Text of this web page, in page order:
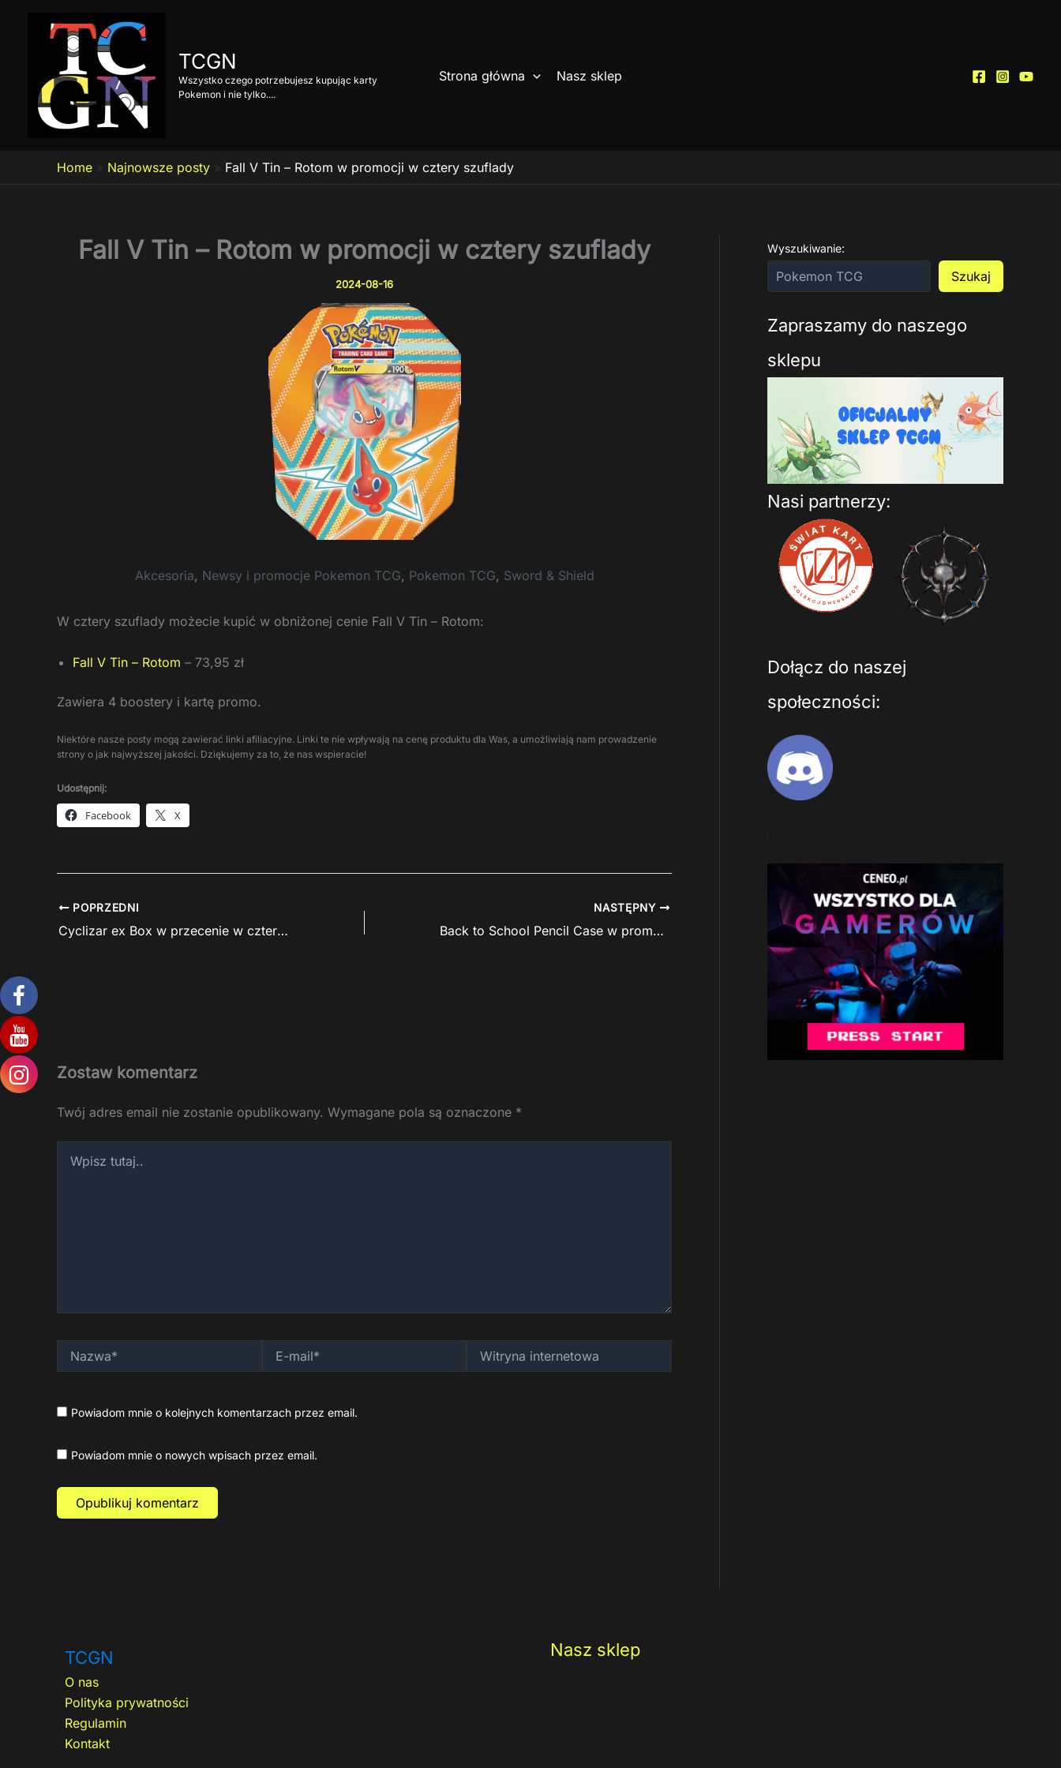
TCGN
Wszystko czego potrzebujesz kupując karty
Pokemon i nie tylko....
Strona główna Nasz sklep
Home » Najnowsze posty » Fall V Tin – Rotom w promocji w cztery szuflady
Fall V Tin – Rotom w promocji w cztery szuflady
2024-08-16
Akcesoria, Newsy i promocje Pokemon TCG, Pokemon TCG, Sword & Shield
W cztery szuflady możecie kupić w obniżonej cenie Fall V Tin – Rotom:
Fall V Tin – Rotom – 73,95 zł
Zawiera 4 boostery i kartę promo.
Niektóre nasze posty mogą zawierać linki afiliacyjne. Linki te nie wpływają na cenę produktu dla Was, a umożliwiają nam prowadzenie
strony o jak najwyższej jakości. Dziękujemy za to, że nas wspieracie!
Udostępnij:
Facebook X
POPRZEDNI
Cyclizar ex Box w przecenie w cztery szuflady
NASTĘPNY
Back to School Pencil Case w promocji w cztery szuflady
Zostaw komentarz
Twój adres email nie zostanie opublikowany. Wymagane pola są oznaczone *
tutaj..
mail*
internetowa
Powiadom mnie o kolejnych komentarzach przez email.
Powiadom mnie o nowych wpisach przez email.
Wyszukiwanie:
Szukaj
Zapraszamy do naszego
sklepu
Nasi partnerzy:
Dołącz do naszej
społeczności:
TCGN
O nas
Polityka prywatności
Regulamin
Kontakt
Nasz sklep